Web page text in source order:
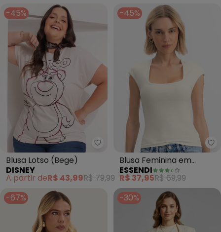
-45%
Disney - Blusa Lotso (Bege)
Blusa Lotso (Bege)
DISNEY
A partir deR$ 43,99R$ 79,99
-45%
Blusa Feminina em
Cotton (Natural)
ESSENDI
R$ 37,95R$ 69,99
-67%
-30%